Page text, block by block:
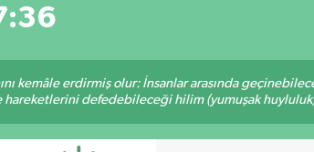
kemâle erdirmiş olur: İnsanlar arasında
hareketlerini defedebileceği hilim (yumuşak